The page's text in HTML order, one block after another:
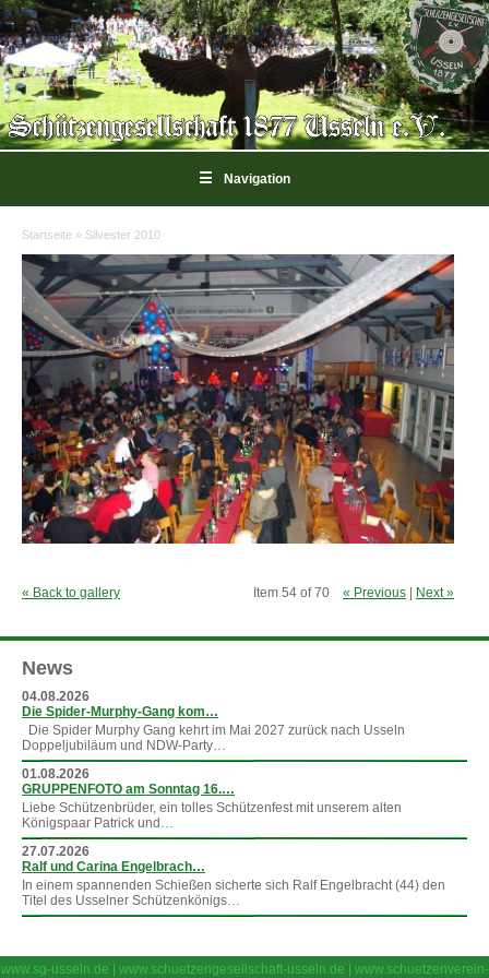
☰ Navigation
Sie sind hier
Startseite » Silvester 2010
« Back to gallery Item 54 of 70 « Previous Next »
News
04.08.2026
Die Spider-Murphy-Gang kom…
Die Spider Murphy Gang kehrt im Mai 2027 zurück nach Usseln
Doppeljubiläum und NDW-Party…
01.08.2026
GRUPPENFOTO am Sonntag 16.…
Liebe Schützenbrüder, ein tolles Schützenfest mit unserem alten
Königspaar Patrick und…
27.07.2026
Ralf und Carina Engelbrach…
In einem spannenden Schießen sicherte sich Ralf Engelbracht (44) den
Titel des Usselner Schützenkönigs…
www.sg-usseln.de www.schuetzengesellschaft-usseln.de www.schuetzenverein-